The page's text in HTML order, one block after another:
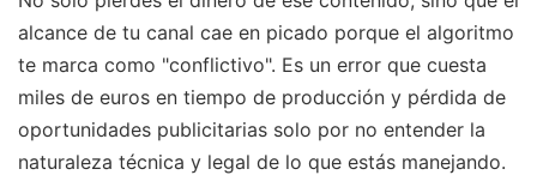
alcance de tu canal cae en picado porque el algoritmo
te marca como "conflictivo". Es un error que cuesta
miles de euros en tiempo de producción y pérdida de
oportunidades publicitarias solo por no entender la
naturaleza técnica y legal de lo que estás manejando.